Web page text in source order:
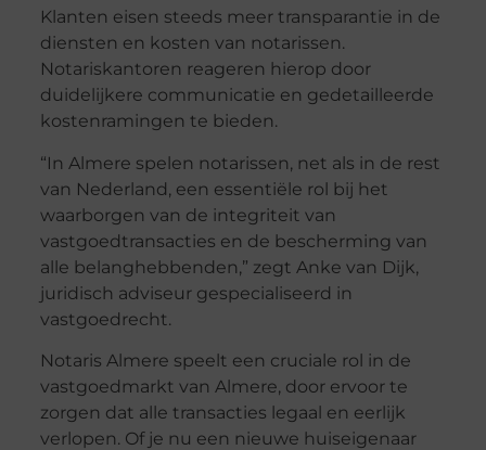
Klanten eisen steeds meer transparantie in de
diensten en kosten van notarissen.
Notariskantoren reageren hierop door
duidelijkere communicatie en gedetailleerde
kostenramingen te bieden.
“In Almere spelen notarissen, net als in de rest
van Nederland, een essentiële rol bij het
waarborgen van de integriteit van
vastgoedtransacties en de bescherming van
alle belanghebbenden,” zegt Anke van Dijk,
juridisch adviseur gespecialiseerd in
vastgoedrecht.
Notaris Almere speelt een cruciale rol in de
vastgoedmarkt van Almere, door ervoor te
zorgen dat alle transacties legaal en eerlijk
verlopen. Of je nu een nieuwe huiseigenaar